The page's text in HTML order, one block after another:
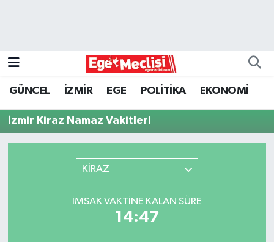
GÜNCEL İZMİR EGE POLİTİKA EKONOMİ
İzmir Kiraz Namaz Vakitleri
KİRAZ
İMSAK VAKTINE KALAN SÜRE
14:47
GÜNCEL
ÖZEL HABER
POLİTİKA